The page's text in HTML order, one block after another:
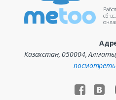
сб-
Казахстан, 050004,